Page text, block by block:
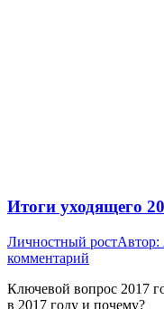
Итоги уходящего
Личностный ростАвтор:
комментарий
Ключевой вопрос 2017
в 2017 году и почему?